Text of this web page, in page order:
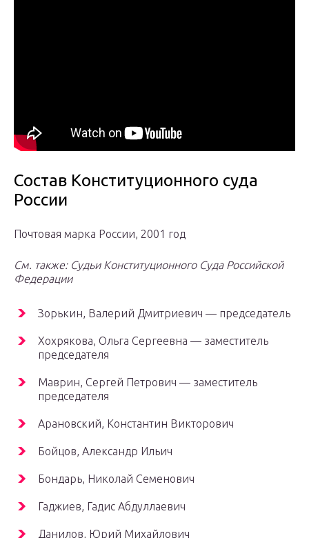
Состав Конституционного суда
России
Почтовая марка России, 2001 год
См. также: Судьи Конституционного Суда Российской
Федерации
Зорькин, Валерий Дмитриевич — председатель
Хохрякова, Ольга Сергеевна — заместитель
председателя
Маврин, Сергей Петрович — заместитель
председателя
Арановский, Константин Викторович
Бойцов, Александр Ильич
Бондарь, Николай Семенович
Гаджиев, Гадис Абдуллаевич
Данилов, Юрий Михайлович